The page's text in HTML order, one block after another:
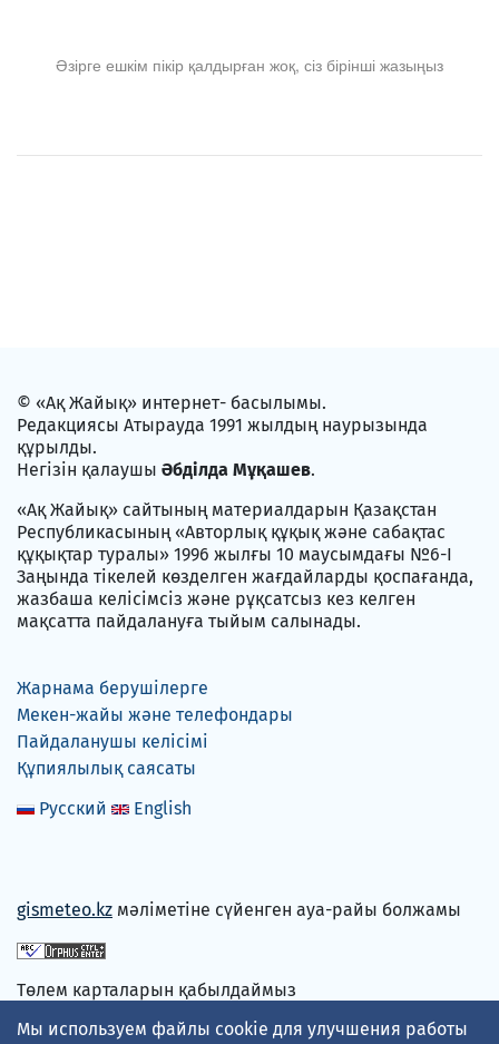
Әзірге ешкім пікір қалдырған жоқ, сіз бірінші жазыңыз
© «Ақ Жайық» интернет- басылымы.
Редакциясы Атырауда 1991 жылдың наурызында
құрылды.
Негізін қалаушы Әбділда Мұқашев.
«Ақ Жайық» сайтының материалдарын Қазақстан
Республикасының «Авторлық құқық және сабақтас
құқықтар туралы» 1996 жылғы 10 маусымдағы №6-I
Заңында тікелей көзделген жағдайларды қоспағанда,
жазбаша келісімсіз және рұқсатсыз кез келген
мақсатта пайдалануға тыйым салынады.
Жарнама берушілерге
Мекен-жайы және телефондары
Пайдаланушы келісімі
Құпиялылық саясаты
Русский
English
gismeteo.kz мәліметіне сүйенген ауа-райы болжамы
Төлем карталарын қабылдаймыз
Мы используем файлы cookie для улучшения работы